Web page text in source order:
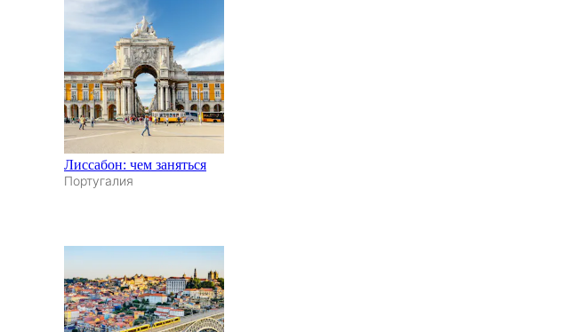
Лиссабон: чем заняться
Португалия